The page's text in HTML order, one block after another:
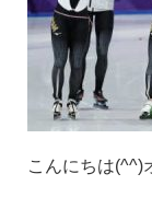
こんにちは(^^)